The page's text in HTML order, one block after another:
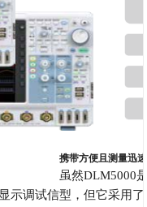
示调试信
携带方便且测量迅速
虽然DLM5000
型，但它采用